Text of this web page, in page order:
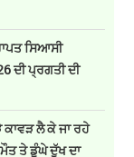
ਸਿਆਸੀ
ਪ੍ਰਗਤੀ ਦੀ
ਲੈ ਕੇ ਜਾ ਰਹੇ
ਤੇ ਡੂੰਘੇ ਦੁੱਖ ਦਾ